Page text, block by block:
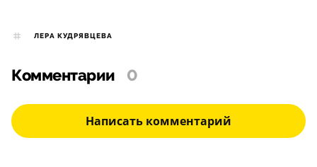
ЛЕРА КУДРЯВЦЕВА
Комментарии 0
Написать комментарий